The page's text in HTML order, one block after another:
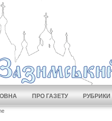
ПРО ГАЗЕТУ РУБРИКИ